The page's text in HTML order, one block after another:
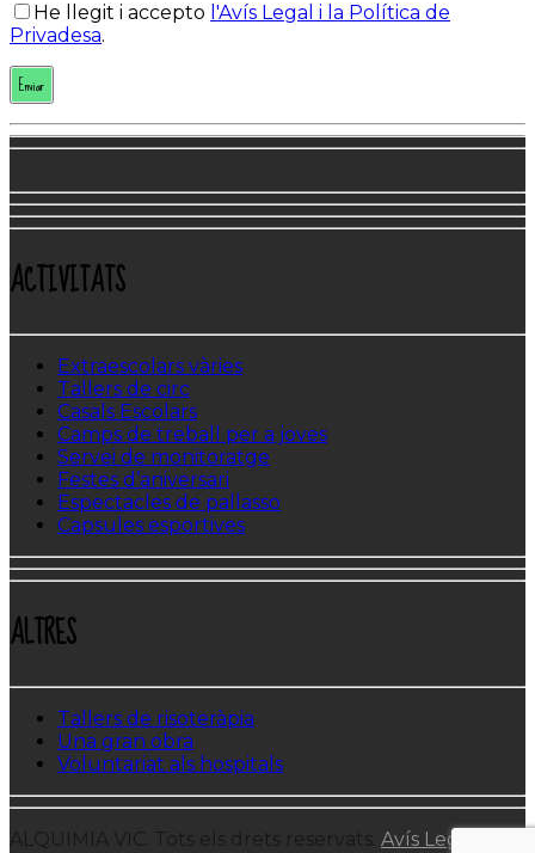
He llegit i accepto l'Avís Legal i la Política de
Privadesa.
ACTIVITATS
Extraescolars vàries
Tallers de circ
Casals Escolars
Camps de treball per a joves
Servei de monitoratge
Festes d’aniversari
Espectacles de pallasso
Capsules esportives
ALTRES
Tallers de risoteràpia
Una gran obra
Voluntariat als hospitals
Avís Legal i